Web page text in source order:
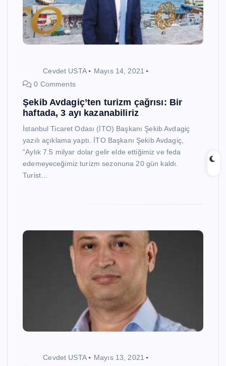
Cevdet USTA
Mayıs 14, 2021
0 Comments
Şekib Avdagiç’ten turizm çağrısı: Bir
haftada, 3 ayı kazanabiliriz
İstanbul Ticaret Odası (İTO) Başkanı Şekib Avdagiç
yazılı açıklama yaptı. İTO Başkanı Şekib Avdagiç,
“Aylık 7.5 milyar dolar gelir elde ettiğimiz ve feda
edemeyeceğimiz turizm sezonuna 20 gün kaldı.
Turist…
Cevdet USTA
Mayıs 13, 2021